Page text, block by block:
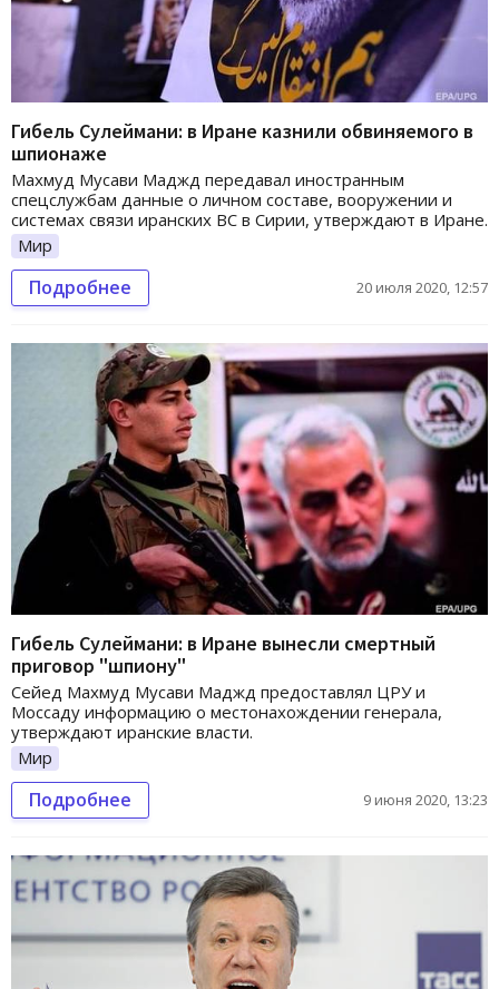
Гибель Сулеймани: в Иране казнили обвиняемого в
шпионаже
Махмуд Мусави Маджд передавал иностранным
спецслужбам данные о личном составе, вооружении и
системах связи иранских ВС в Сирии, утверждают в Иране.
Мир
Подробнее 20 июля 2020, 12:57
Гибель Сулеймани: в Иране вынесли смертный
приговор "шпиону"
Сейед Махмуд Мусави Маджд предоставлял ЦРУ и
Моссаду информацию о местонахождении генерала,
утверждают иранские власти.
Мир
Подробнее 9 июня 2020, 13:23